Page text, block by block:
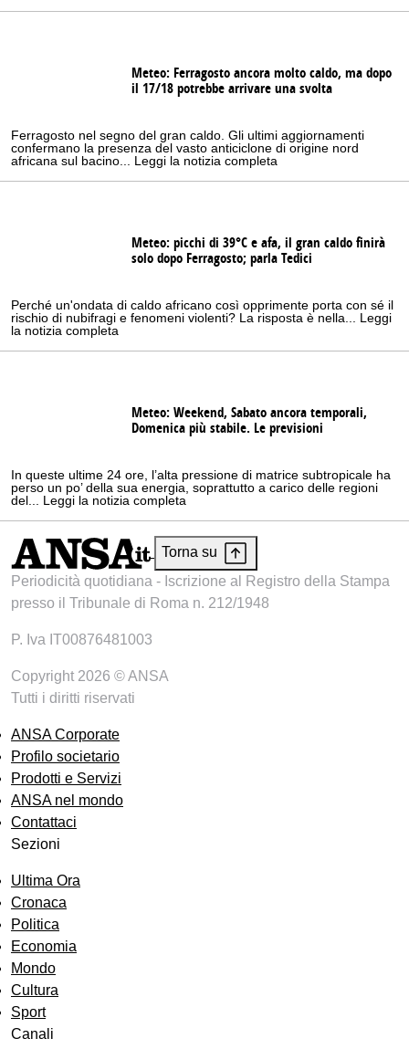
Meteo: Ferragosto ancora molto caldo, ma dopo
il 17/18 potrebbe arrivare una svolta
Ferragosto nel segno del gran caldo. Gli ultimi aggiornamenti
confermano la presenza del vasto anticiclone di origine nord
africana sul bacino... Leggi la notizia completa
Meteo: picchi di 39°C e afa, il gran caldo finirà
solo dopo Ferragosto; parla Tedici
Perché un'ondata di caldo africano così opprimente porta con sé il
rischio di nubifragi e fenomeni violenti? La risposta è nella... Leggi
la notizia completa
Meteo: Weekend, Sabato ancora temporali,
Domenica più stabile. Le previsioni
In queste ultime 24 ore, l’alta pressione di matrice subtropicale ha
perso un po’ della sua energia, soprattutto a carico delle regioni
del... Leggi la notizia completa
Torna su
Periodicità quotidiana - Iscrizione al Registro della Stampa
presso il Tribunale di Roma n. 212/1948
P. Iva IT00876481003
Copyright 2026 © ANSA
Tutti i diritti riservati
ANSA Corporate
Profilo societario
Prodotti e Servizi
ANSA nel mondo
Contattaci
Sezioni
Ultima Ora
Cronaca
Politica
Economia
Mondo
Cultura
Sport
Canali